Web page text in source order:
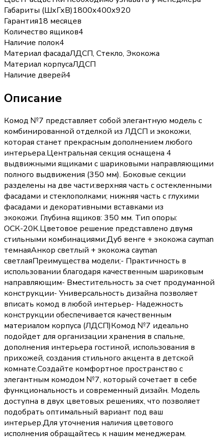
Габариты (ШхГхВ)1800х400х920
Гарантия18 месяцев
Количество ящиков4
Наличие полок4
Материал фасадаЛДСП, Стекло, Экокожа
Материал корпусаЛДСП
Наличие дверей4
Описание
Комод №7 представляет собой элегантную модель с
комбинированной отделкой из ЛДСП и экокожи,
которая станет прекрасным дополнением любого
интерьера.Центральная секция оснащена 4
выдвижными ящиками с шариковыми направляющими
полного выдвижения (350 мм). Боковые секции
разделены на две части:верхняя часть с остекленными
фасадами и стеклополками; нижняя часть с глухими
фасадами и декоративными вставками из
экокожи. Глубина ящиков: 350 мм. Тип опоры:
ОСК-20К.Цветовое решение представлено двумя
стильными комбинациями:Дуб венге + экокожа cayman
темнаяАнкор светлый + экокожа cayman
светлаяПреимущества модели;- Практичность в
использовании благодаря качественным шариковым
направляющим- Вместительность за счет продуманной
конструкции- Универсальность дизайна позволяет
вписать комод в любой интерьер- Надежность
конструкции обеспечивается качественным
материалом корпуса (ЛДСП)Комод №7 идеально
подойдет для организации хранения в спальне,
дополнения интерьера гостиной, использования в
прихожей, создания стильного акцента в детской
комнате.Создайте комфортное пространство с
элегантным комодом №7, который сочетает в себе
функциональность и современный дизайн. Модель
доступна в двух цветовых решениях, что позволяет
подобрать оптимальный вариант под ваш
интерьер.Для уточнения наличия цветового
исполнения обращайтесь к нашим менеджерам.